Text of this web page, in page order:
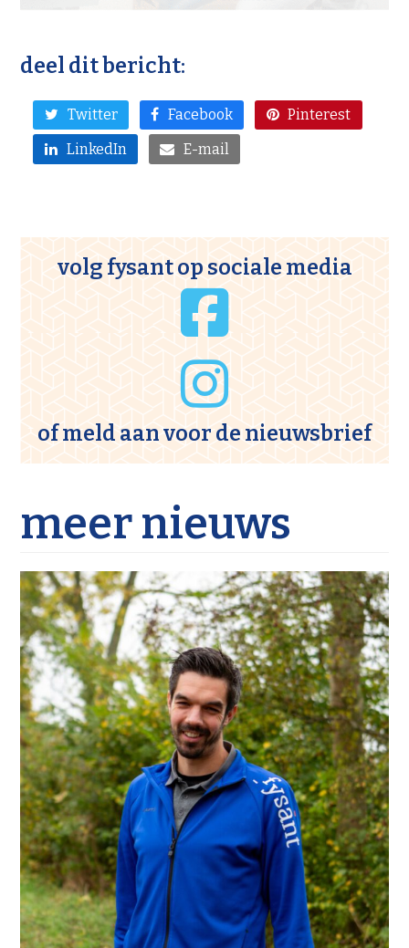
deel dit bericht:
Twitter Facebook
Pinterest
LinkedIn
E-mail
volg fysant op sociale media
of meld aan voor de nieuwsbrief
meer nieuws